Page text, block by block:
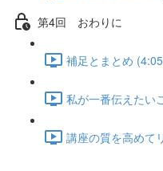
第4回 おわりに
補足とまとめ
私が一番伝えたい
講座の質を高めて